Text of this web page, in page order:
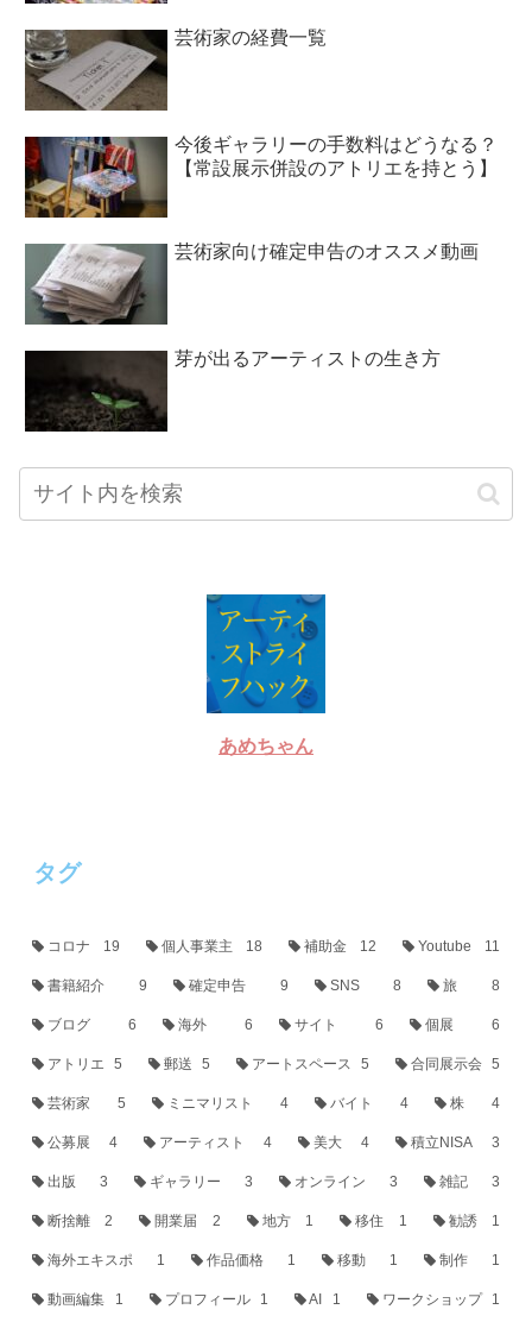
芸術家の経費一覧
今後ギャラリーの手数料はどうなる？
【常設展示併設のアトリエを持とう】
芸術家向け確定申告のオススメ動画
芽が出るアーティストの生き方
あめちゃん
タグ
コロナ 19 個人事業主 18 補助金 12 Youtube 11
書籍紹介 9 確定申告 9 SNS 8 旅 8
ブログ 6 海外 6 サイト 6 個展 6
アトリエ 5 郵送 5 アートスペース 5 合同展示会 5
芸術家 5 ミニマリスト 4 バイト 4 株 4
公募展 4 アーティスト 4 美大 4 積立NISA 3
出版 3 ギャラリー 3 オンライン 3 雑記 3
断捨離 2 開業届 2 地方 1 移住 1 勧誘 1
海外エキスポ 1 作品価格 1 移動 1 制作 1
動画編集 1 プロフィール 1 AI 1 ワークショップ 1